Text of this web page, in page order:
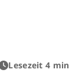
Lesezeit 4 min